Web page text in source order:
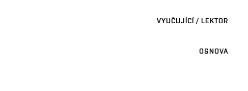
VYUČUJÍCÍ / LEKTOR
OSNOVA